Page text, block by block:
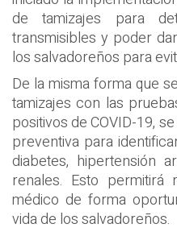
de tamizajes para
transmisibles y poder
los salvadoreños para
De la misma forma que
tamizajes con las
positivos de COVID-19,
preventiva para
diabetes, hipertensión
renales. Esto permitirá
médico de forma
vida de los salvadoreños.